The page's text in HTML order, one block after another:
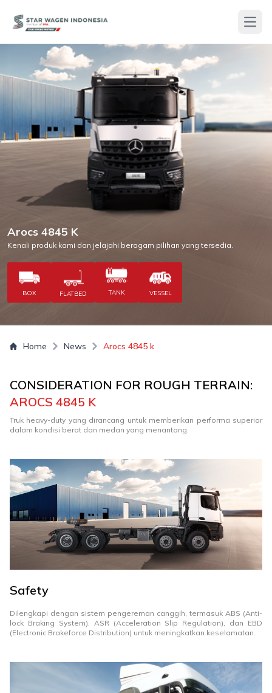
Arocs 4845 K
Kenali produk kami dan jelajahi beragam pilihan yang tersedia.
BOX FLATBED TANK VESSEL
Home News Arocs 4845 k
CONSIDERATION FOR ROUGH TERRAIN:
AROCS 4845 K
Truk heavy-duty yang dirancang untuk memberikan performa superior
dalam kondisi berat dan medan yang menantang.
Safety
Dilengkapi dengan sistem pengereman canggih, termasuk ABS (Anti-
lock Braking System), ASR (Acceleration Slip Regulation), dan EBD
(Electronic Brakeforce Distribution) untuk meningkatkan keselamatan.